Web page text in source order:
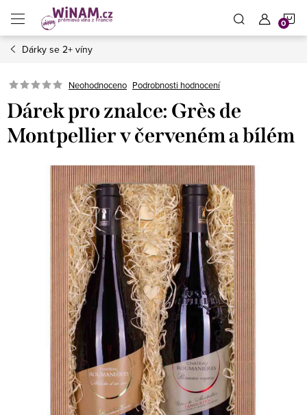
obsah
Dárky se 2+ víny
Neohodnoceno Podrobnosti hodnocení
Dárek pro znalce: Grès de
Montpellier v červeném a bílém